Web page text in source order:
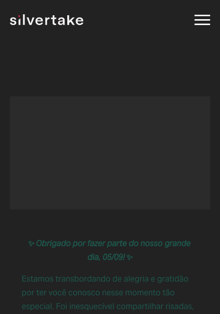
✨ Obrigado por fazer parte do nosso grande
dia, 05/09! ✨
Estamos transbordando de alegria e gratidão
por ter você conosco nesse momento tão
especial. Foi inesquecível compartilhar risadas,